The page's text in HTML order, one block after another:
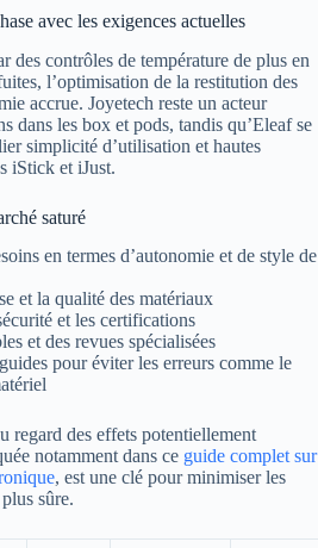
avec les exigences actuelles
des contrôles de température de plus en
l’optimisation de la restitution des
accrue. Joyetech reste un acteur
dans les box et pods, tandis qu’Eleaf se
simplicité d’utilisation et hautes
iStick et iJust.
saturé
en termes d’autonomie et de style de
et la qualité des matériaux
et les certifications
et des revues spécialisées
pour éviter les erreurs comme le
regard des effets potentiellement
notamment dans ce guide complet sur
, est une clé pour minimiser les
sûre.